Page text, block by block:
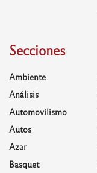
Secciones
Ambiente
Análisis
Automovilismo
Autos
Azar
Basquet